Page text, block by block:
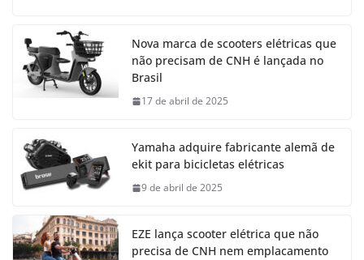
Nova marca de scooters elétricas que
não precisam de CNH é lançada no
Brasil
17 de abril de 2025
Yamaha adquire fabricante alemã de
ekit para bicicletas elétricas
9 de abril de 2025
EZE lança scooter elétrica que não
precisa de CNH nem emplacamento